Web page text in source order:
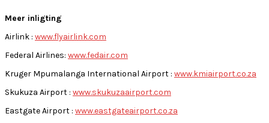
Meer inligting
Airlink : www.flyairlink.com
Federal Airlines: www.fedair.com
Kruger Mpumalanga International Airport : www.kmiairport.co.za
Skukuza Airport : www.skukuzaairport.com
Eastgate Airport : www.eastgateairport.co.za